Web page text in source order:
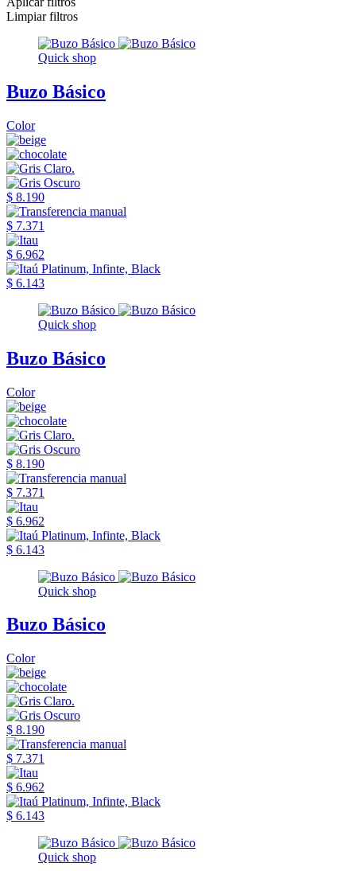
Limpiar filtros
Quick shop
Buzo Básico
Color
$ 8.190
$ 7.371
$ 6.962
$ 6.143
Quick shop
Buzo Básico
Color
$ 8.190
$ 7.371
$ 6.962
$ 6.143
Quick shop
Buzo Básico
Color
$ 8.190
$ 7.371
$ 6.962
$ 6.143
Quick shop